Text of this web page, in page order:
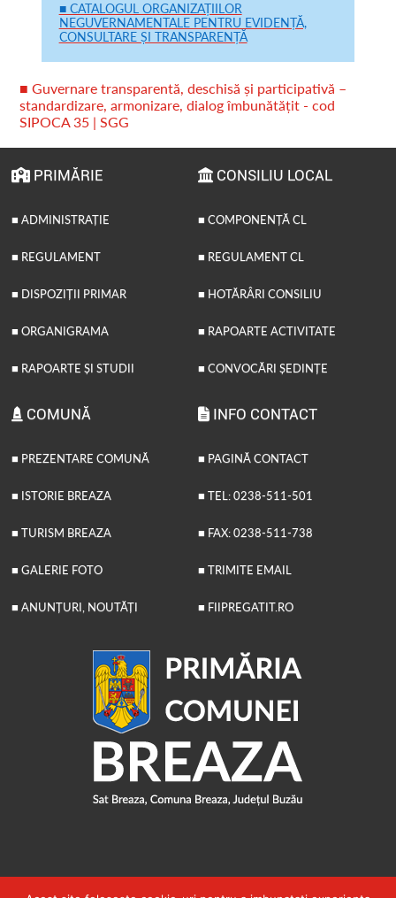
■ CATALOGUL ORGANIZAȚIILOR
NEGUVERNAMENTALE PENTRU EVIDENȚĂ,
CONSULTARE ȘI TRANSPARENȚĂ
■ Guvernare transparentă, deschisă și participativă –
standardizare, armonizare, dialog îmbunătățit - cod
SIPOCA 35 | SGG
PRIMĂRIE
■ ADMINISTRAȚIE
■ REGULAMENT
■ DISPOZIȚII PRIMAR
■ ORGANIGRAMA
■ RAPOARTE ȘI STUDII
CONSILIU LOCAL
■ COMPONENȚĂ CL
■ REGULAMENT CL
■ HOTĂRÂRI CONSILIU
■ RAPOARTE ACTIVITATE
■ CONVOCĂRI ȘEDINȚE
COMUNĂ
■ PREZENTARE COMUNĂ
■ ISTORIE BREAZA
■ TURISM BREAZA
■ GALERIE FOTO
■ ANUNȚURI, NOUTĂȚI
INFO CONTACT
■ PAGINĂ CONTACT
■ TEL: 0238-511-501
■ FAX: 0238-511-738
■ TRIMITE EMAIL
■ FIIPREGATIT.RO